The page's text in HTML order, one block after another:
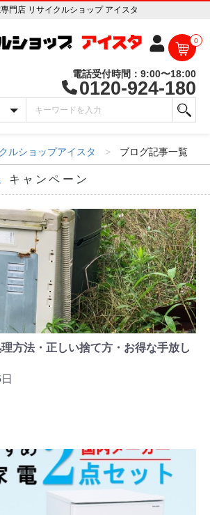
門店 リサイクルショップ アイスタ
0
電話受付時間：9:00〜18:00
0120-924-180
ルショップアイスタ ブログ記事一覧
キャンペーン
方法・正しい捨て方・お得な手放し